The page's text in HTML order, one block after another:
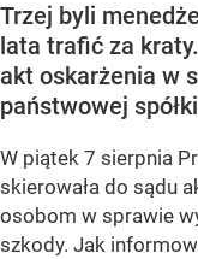
Trzej byli
lata trafić za
akt oskarżenia w
państwowej
W piątek 7 sierpnia
skierowała do sądu
osobom w sprawie
szkody. Jak